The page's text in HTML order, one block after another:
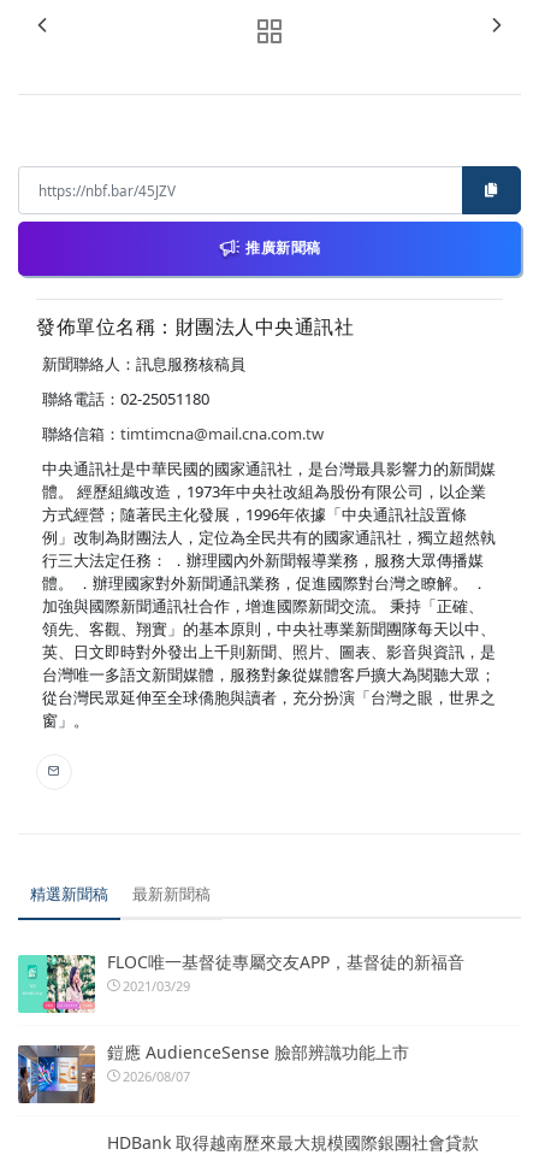
推廣新聞稿
發佈單位名稱：財團法人中央通訊社
新聞聯絡人：訊息服務核稿員
聯絡電話：02-25051180
聯絡信箱： timtimcna@mail.cna.com.tw
中央通訊社是中華民國的國家通訊社，是台灣最具影響力的新聞媒
體。 經歷組織改造，1973年中央社改組為股份有限公司，以企業
方式經營；隨著民主化發展，1996年依據「中央通訊社設置條
例」改制為財團法人，定位為全民共有的國家通訊社，獨立超然執
行三大法定任務： ．辦理國內外新聞報導業務，服務大眾傳播媒
體。 ．辦理國家對外新聞通訊業務，促進國際對台灣之瞭解。 ．
加強與國際新聞通訊社合作，增進國際新聞交流。 秉持「正確、
領先、客觀、翔實」的基本原則，中央社專業新聞團隊每天以中、
英、日文即時對外發出上千則新聞、照片、圖表、影音與資訊，是
台灣唯一多語文新聞媒體，服務對象從媒體客戶擴大為閱聽大眾；
從台灣民眾延伸至全球僑胞與讀者，充分扮演「台灣之眼，世界之
窗」。
精選新聞稿 最新新聞稿
FLOC唯一基督徒專屬交友APP，基督徒的新福音
2021/03/29
鎧應 AudienceSense 臉部辨識功能上市
2026/08/07
HDBank 取得越南歷來最大規模國際銀團社會貸款